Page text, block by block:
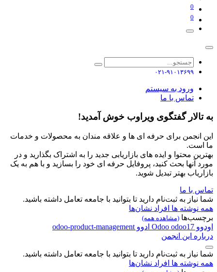
0
0
۰۲۱-۹۱۰۱۳۶۹۹
ورود به سیستم
تماس با ما
به تالار گفتگوی ویراوب خوش آمدید!
این انجمن برای حرفه ای ها و علاقه مندان به محصولات و خدمات
ما است.
بهترین محتوا و ایده های بازاریابی جدید را به اشتراک بگذارید و در
مورد آنها بحث کنید، پروفایل حرفه ای خود را بسازید و با هم به یک
بازاریاب بهتر تبدیل شوید.
تماس با ما
شما نیاز به ثبت‌نام دارید تا بتوانید با جامعه تعامل داشته باشید.
همه نوشته ها افراد نشان‌ها
برچسب‌ها (مشاهده همه)
اودوو Odoo odoo17 ادوو odoo-product-management
درباره این انجمن
شما نیاز به ثبت‌نام دارید تا بتوانید با جامعه تعامل داشته باشید.
همه نوشته ها افراد نشان‌ها